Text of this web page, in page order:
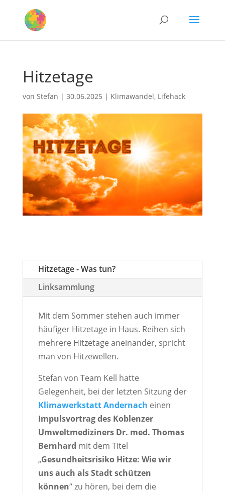
Hitzetage
von Stefan | 30.06.2025 | Klimawandel, Lifehack
Hitzetage - Was tun?
Linksammlung
Mit dem Sommer stehen auch immer
häufiger Hitzetage in Haus. Reihen sich
mehrere Hitzetage aneinander, spricht
man von Hitzewellen.
Stefan von Team Kell hatte
Gelegenheit, bei der letzten Sitzung der
Klimawerkstatt Andernach einen
Impulsvortrag des Koblenzer
Umweltmediziners Dr. med. Thomas
Bernhard mit dem Titel
„Gesundheitsrisiko Hitze: Wie wir
uns auch als Stadt schützen
können“ zu hören, bei dem die